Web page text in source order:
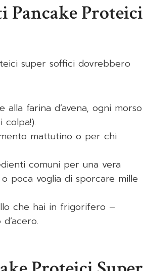
Pancake Proteici
super soffici dovrebbero
alla farina d’avena, ogni morso
mattutino o per chi
comuni per una vera
poca voglia di sporcare mille
che hai in frigorifero –